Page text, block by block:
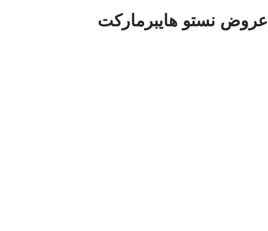
عروض نستو هايبرماركت